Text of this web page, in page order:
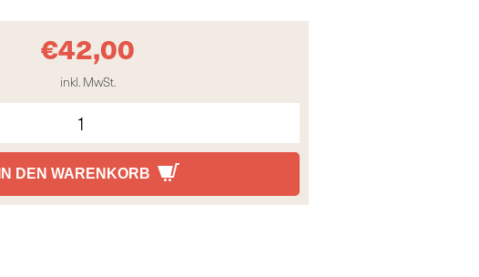
€42,00
inkl. MwSt.
IN DEN WARENKORB